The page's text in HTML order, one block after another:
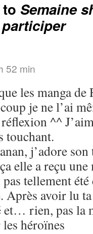
Semaine
participer
52 min
les manga
je ne l’ai
^^
touchant.
j’adore
elle a reçu
tellement
Après avoir lu
et… rien, pas la
héroïnes